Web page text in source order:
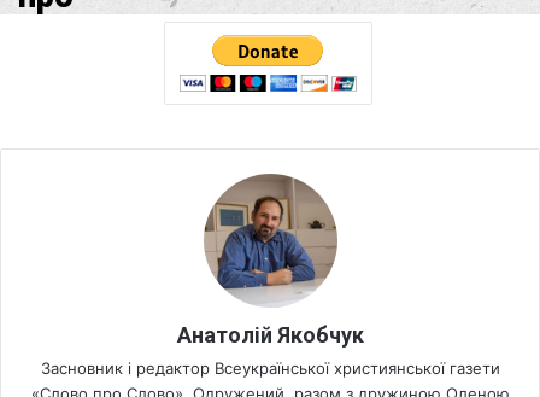
Анатолій Якобчук
Засновник і редактор Всеукраїнської християнської газети